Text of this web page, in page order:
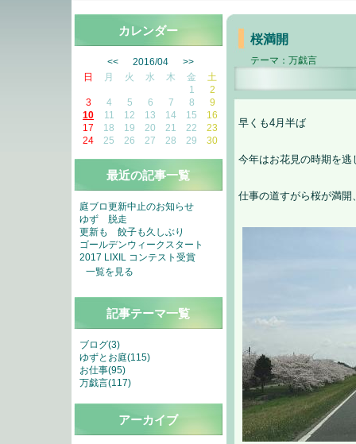
桜満開
テーマ： 万戯言
早くも4月半ば
今年はお花見の時期を逃
仕事の道すがら桜が満
カレンダー
<<2016/04 >>
日
月 火 水 木 金
土
1
2
3
4 5 6 7 8
9
10
11 12 13 14 15
16
17
18 19 20 21 22
23
24
25 26 27 28 29 30
最近の記事一覧
庭ブロ更新中止のお知らせ
ゆず 脱走
更新も 餃子も久しぶり
ゴールデンウィークスタート
2017 LIXIL コンテスト受賞
一覧を見る
記事テーマ一覧
ブログ(3)
ゆずとお庭(115)
お仕事(95)
万戯言(117)
アーカイブ